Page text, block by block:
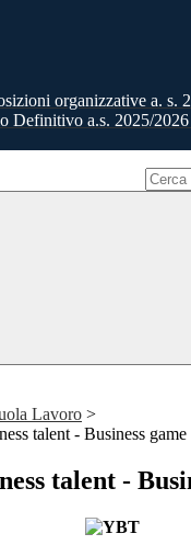
organizzative a. s.
Definitivo a.s. 2025/
Lavoro >
talent - Business game
talent -